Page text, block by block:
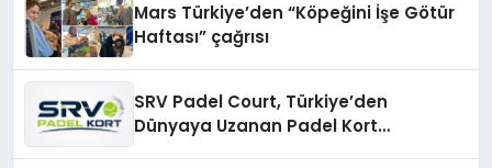
Mars Türkiye’den “Köpeğini İşe Götür
Haftası” çağrısı
SRV Padel Court, Türkiye’den
Dünyaya Uzanan Padel Kort